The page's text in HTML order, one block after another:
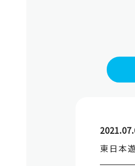
東日本